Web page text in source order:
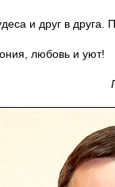
и друг в
любовь и уют!